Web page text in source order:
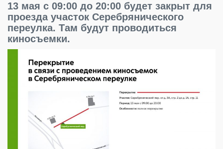
13 мая с 09:00 до 20:00 будет закрыт для
проезда участок Серебрянического
переулка. Там будут проводиться
киносъемки.